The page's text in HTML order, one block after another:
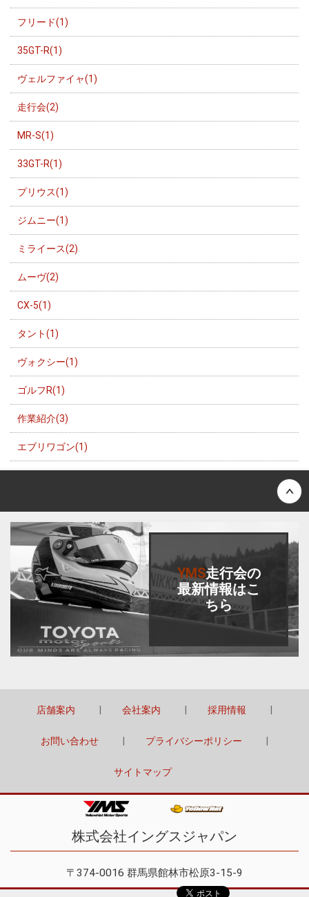
フリード(1)
35GT-R(1)
ヴェルファイャ(1)
走行会(2)
MR-S(1)
33GT-R(1)
プリウス(1)
ジムニー(1)
ミライース(2)
ムーヴ(2)
CX-5(1)
タント(1)
ヴォクシー(1)
ゴルフR(1)
作業紹介(3)
エブリワゴン(1)
YMS走行会の
最新情報はこ
ちら
店舗案内 会社案内 採用情報
お問い合わせ プライバシーポリシー
サイトマップ
株式会社イングスジャパン
〒374-0016 群馬県館林市松原3-15-9